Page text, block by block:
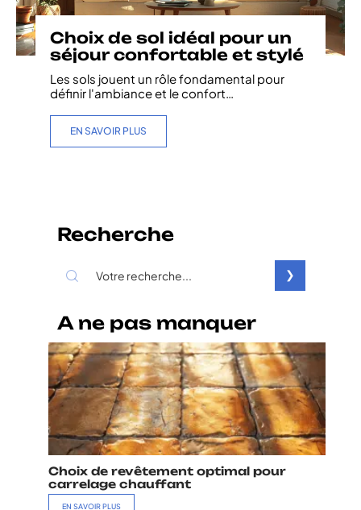
Choix de sol idéal pour un
séjour confortable et stylé
Les sols jouent un rôle fondamental pour
définir l'ambiance et le confort…
EN SAVOIR PLUS
Recherche
A ne pas manquer
Choix de revêtement optimal pour
carrelage chauffant
EN SAVOIR PLUS